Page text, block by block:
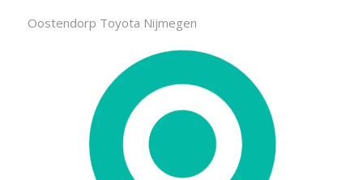
Oostendorp Toyota Nijmegen